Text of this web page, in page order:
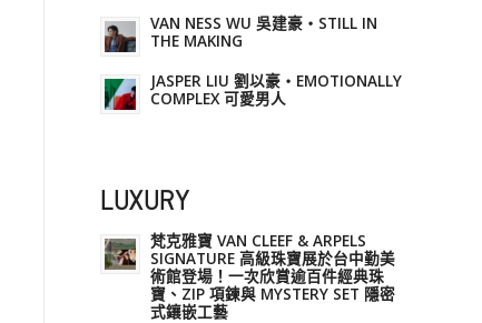
VAN NESS WU 吳建豪・STILL IN
THE MAKING
JASPER LIU 劉以豪・EMOTIONALLY
COMPLEX 可愛男人
LUXURY
梵克雅寶 VAN CLEEF & ARPELS
SIGNATURE 高級珠寶展於台中勤美
術館登場！一次欣賞逾百件經典珠
寶、ZIP 項鍊與 MYSTERY SET 隱密
式鑲嵌工藝